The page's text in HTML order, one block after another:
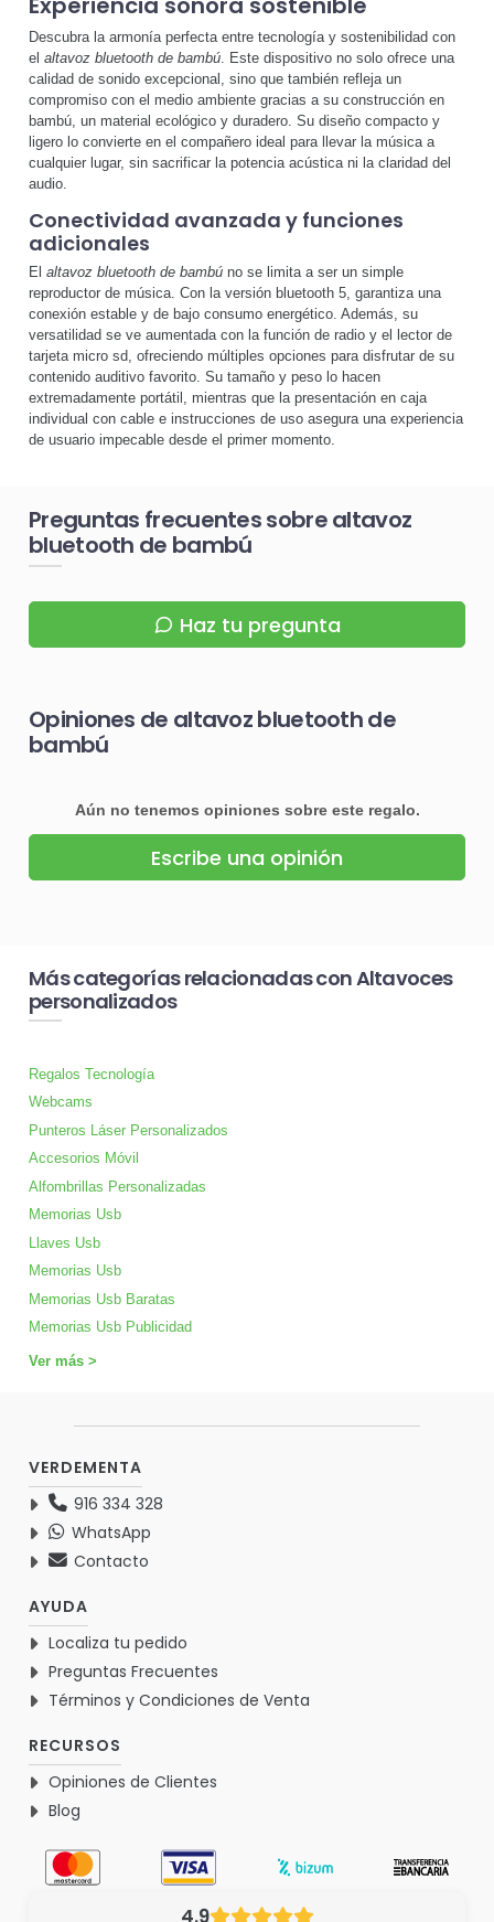
Descubra la armonía perfecta entre tecnología y sostenibilidad con
el altavoz bluetooth de bambú . Este dispositivo no solo ofrece una
calidad de sonido excepcional, sino que también refleja un
compromiso con el medio ambiente gracias a su construcción en
bambú, un material ecológico y duradero. Su diseño compacto y
ligero lo convierte en el compañero ideal para llevar la música a
cualquier lugar, sin sacrificar la potencia acústica ni la claridad del
audio.
Conectividad avanzada y funciones
adicionales
El altavoz bluetooth de bambú no se limita a ser un simple
reproductor de música. Con la versión bluetooth 5, garantiza una
conexión estable y de bajo consumo energético. Además, su
versatilidad se ve aumentada con la función de radio y el lector de
tarjeta micro sd, ofreciendo múltiples opciones para disfrutar de su
contenido auditivo favorito. Su tamaño y peso lo hacen
extremadamente portátil, mientras que la presentación en caja
individual con cable e instrucciones de uso asegura una experiencia
de usuario impecable desde el primer momento.
Preguntas frecuentes sobre altavoz
bluetooth de bambú
Haz tu pregunta
Opiniones de altavoz bluetooth de
bambú
Aún no tenemos opiniones sobre este regalo.
Escribe una opinión
Más categorías relacionadas con Altavoces
personalizados
Regalos Tecnología
Webcams
Punteros Láser Personalizados
Accesorios Móvil
Alfombrillas Personalizadas
Memorias Usb
Llaves Usb
Memorias Usb
Memorias Usb Baratas
Memorias Usb Publicidad
Ver más >
VERDEMENTA
916 334 328
WhatsApp
Contacto
AYUDA
Localiza tu pedido
Preguntas Frecuentes
Términos y Condiciones de Venta
RECURSOS
Opiniones de Clientes
Blog